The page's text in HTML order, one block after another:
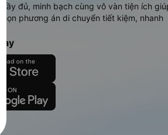
đủ, minh bạch cùng vô vàn tiện ích
phương án di chuyển tiết kiệm, nhanh